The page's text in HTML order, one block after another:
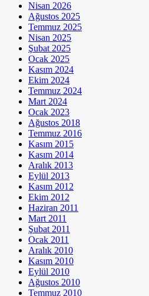
Nisan 2026
Ağustos 2025
Temmuz 2025
Nisan 2025
Şubat 2025
Ocak 2025
Kasım 2024
Ekim 2024
Temmuz 2024
Mart 2024
Ocak 2023
Ağustos 2018
Temmuz 2016
Kasım 2015
Kasım 2014
Aralık 2013
Eylül 2013
Kasım 2012
Ekim 2012
Haziran 2011
Mart 2011
Şubat 2011
Ocak 2011
Aralık 2010
Kasım 2010
Eylül 2010
Ağustos 2010
Temmuz 2010